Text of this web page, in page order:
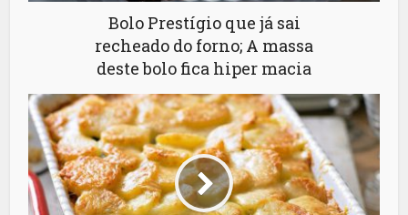
Bolo Prestígio que já sai
recheado do forno; A massa
deste bolo fica hiper macia